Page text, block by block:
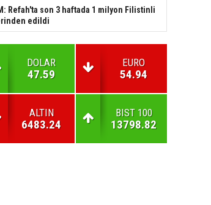
Refah'ta son 3 haftada 1 milyon Filistinli
edildi
DOLAR
47.59
EURO
54.94
ALTIN
6483.24
BIST 100
13798.82